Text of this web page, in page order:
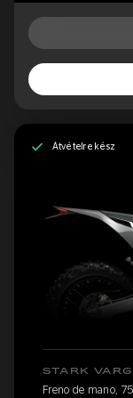
Átvételre kész
STARK
Freno de mano,